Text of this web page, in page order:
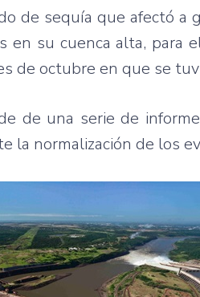
de sequía que afectó a
en su cuenca alta, para
de octubre en que se
de una serie de
la normalización de los